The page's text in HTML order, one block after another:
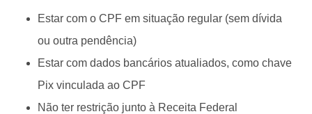
Estar com o CPF em situação regular (sem dívida
ou outra pendência)
Estar com dados bancários atualiados, como chave
Pix vinculada ao CPF
Não ter restrição junto à Receita Federal